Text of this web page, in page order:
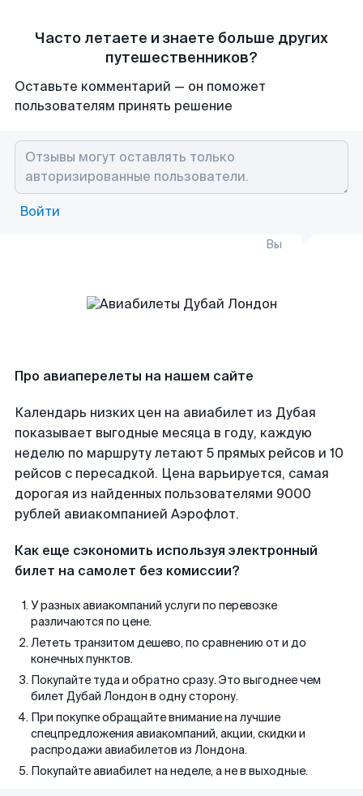
Часто летаете и знаете больше других
путешественников?
Оставьте комментарий — он поможет
пользователям принять решение
Войти
Вы
Про авиаперелеты на нашем сайте
Календарь низких цен на авиабилет из Дубая
показывает выгодные месяца в году, каждую
неделю по маршруту летают 5 прямых рейсов и 10
рейсов с пересадкой. Цена варьируется, самая
дорогая из найденных пользователями 9000
рублей авиакомпанией Аэрофлот.
Как еще сэкономить используя электронный
билет на самолет без комиссии?
У разных авиакомпаний услуги по перевозке
различаются по цене.
Лететь транзитом дешево, по сравнению от и до
конечных пунктов.
Покупайте туда и обратно сразу. Это выгоднее чем
билет Дубай Лондон в одну сторону.
При покупке обращайте внимание на лучшие
спецпредложения авиакомпаний, акции, скидки и
распродажи авиабилетов из Лондона.
Покупайте авиабилет на неделе, а не в выходные.